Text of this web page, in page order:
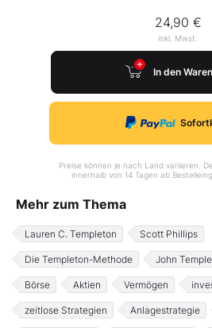
24,90 €
inkl. Mwst.
In den
Preise können je nach Land variieren.
innerhalb von 14 Tagen ab
Mehr zum Thema
Lauren C. Templeton Scott Phillips
Die Templeton-Methode John
Börse Aktien Vermögen
zeitlose Strategien Anlagestrategie